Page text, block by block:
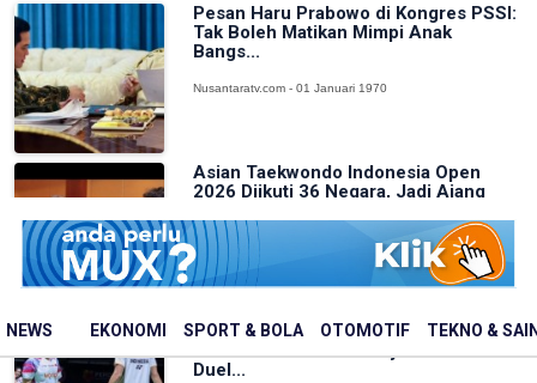
NEWS EKONOMI SPORT & BOLA OTOMOTIF TEKNO &
Pesan Haru Prabowo di Kongres PSSI:
Tak Boleh Matikan Mimpi Anak
Bangs...
Nusantaratv.com - 01 Januari 1970
Asian Taekwondo Indonesia Open
2026 Diikuti 36 Negara, Jadi Ajang
Nusantaratv.com - 01 Januari 1970
Leo/Daniel Juara Taipei Open 2026,
Tundukkan Ganda Malaysia Lewat
Duel...